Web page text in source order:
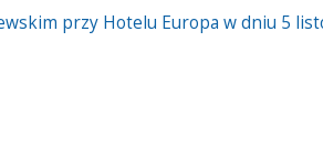
przy Hotelu Europa w dniu 5